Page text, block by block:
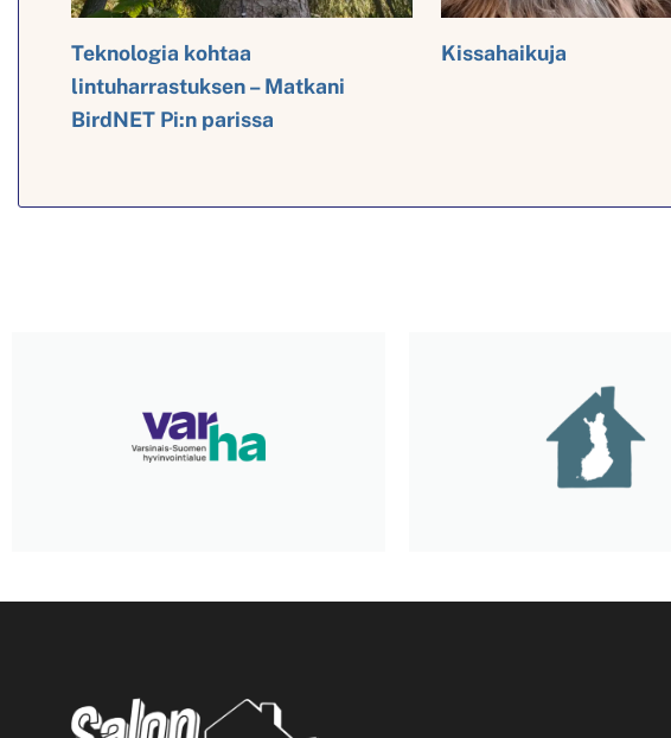
Teknologia kohtaa
lintuharrastuksen – Matkani
BirdNET Pi:n parissa
Kissahaikuja